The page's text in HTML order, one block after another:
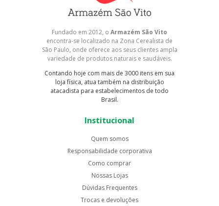
Fundado em 2012, o Armazém São Vito
encontra-se localizado na Zona Cerealista de
São Paulo, onde oferece aos seus clientes ampla
variedade de produtos naturais e saudáveis.
Contando hoje com mais de 3000 itens em sua
loja física, atua também na distribuição
atacadista para estabelecimentos de todo
Brasil.
Institucional
Quem somos
Responsabilidade corporativa
Como comprar
Nossas Lojas
Dúvidas Frequentes
Trocas e devoluções